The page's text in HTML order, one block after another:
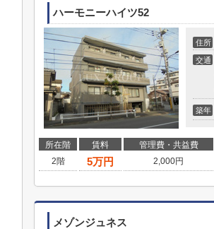
ハーモニーハイツ52
住所
交通
築年
所在階 賃料 管理費・共益費
2階
5万円 2,000円
メゾンジュネス